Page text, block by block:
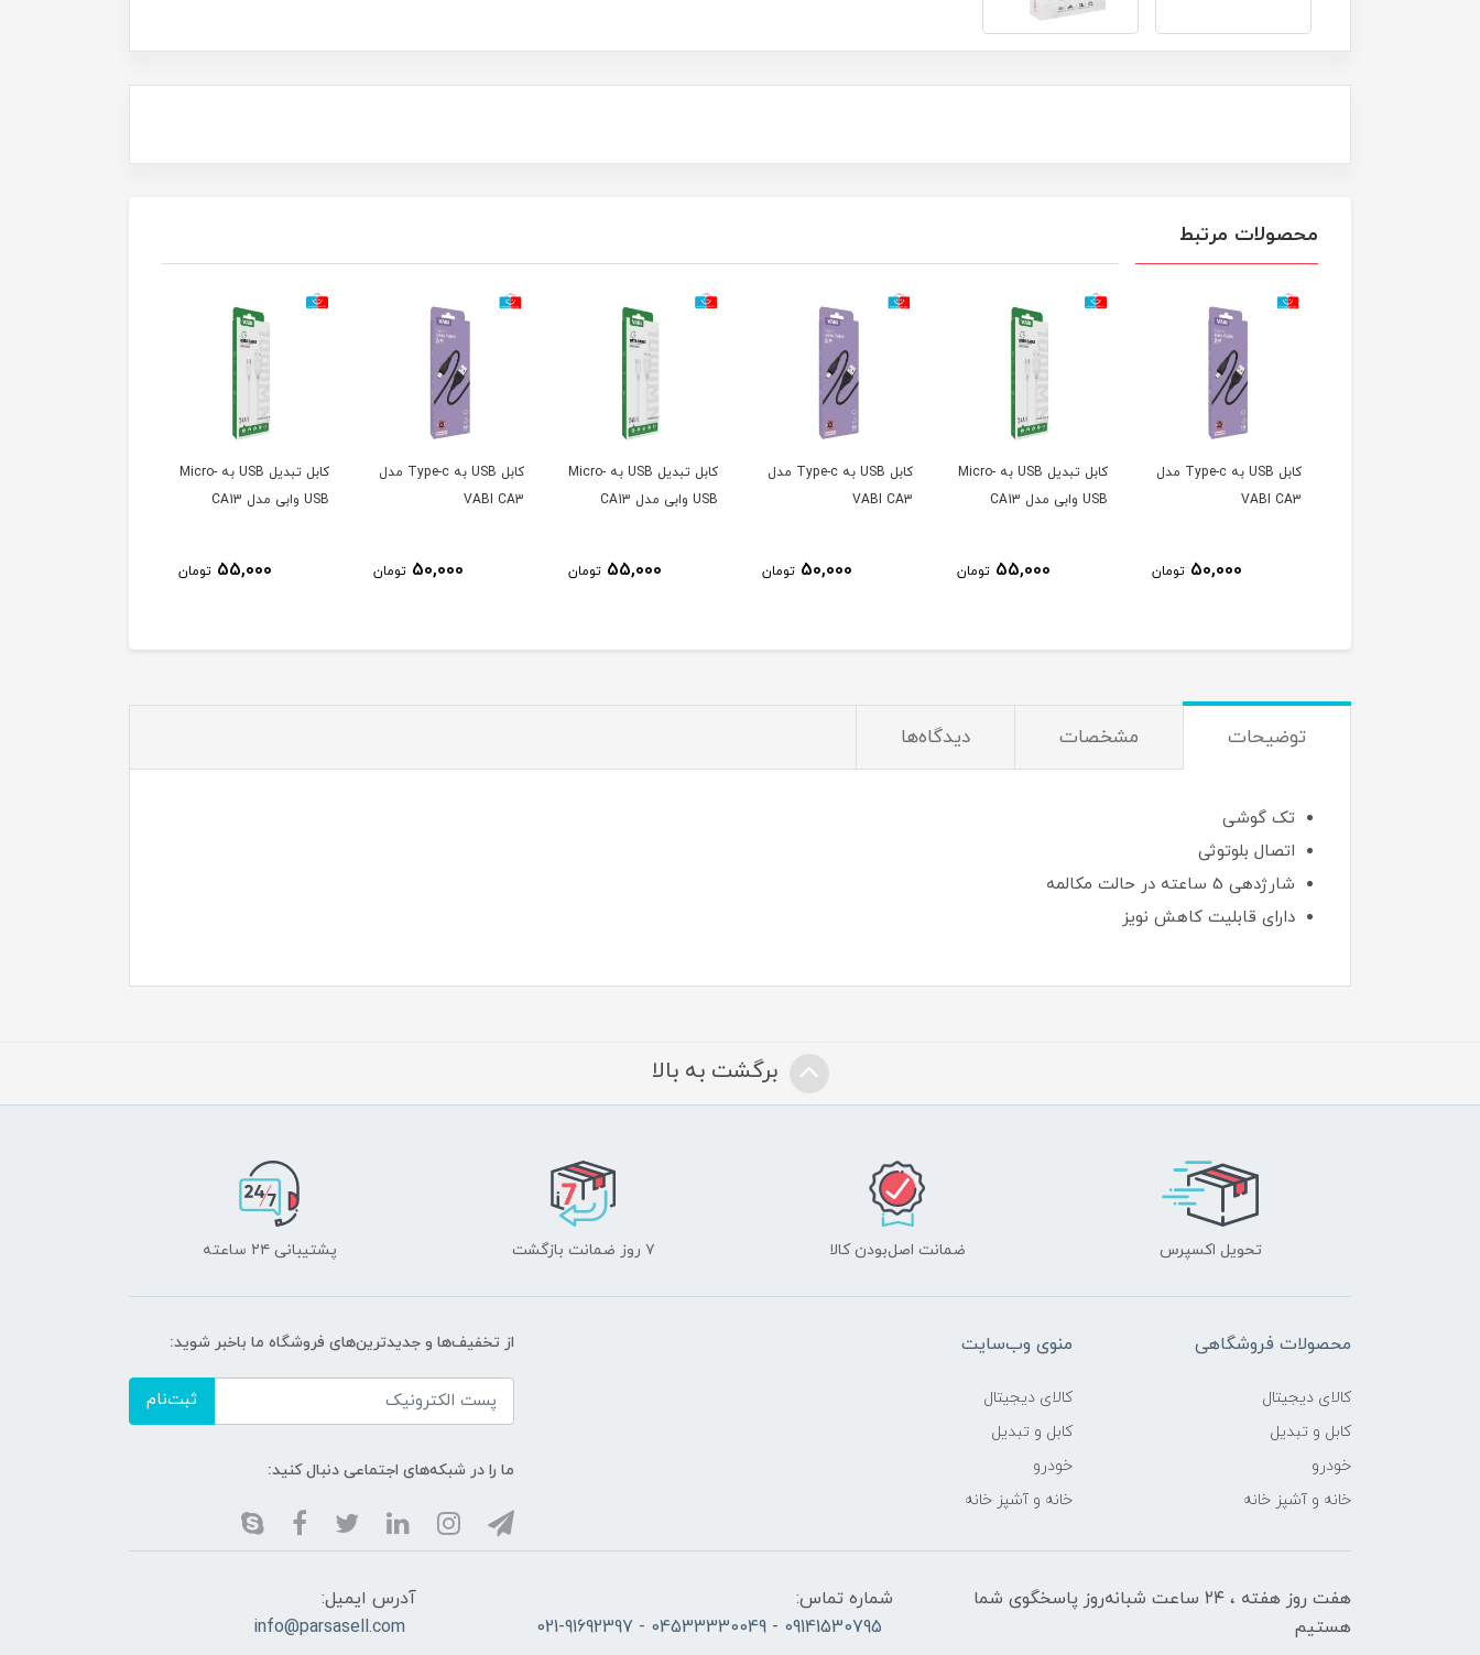
محصولات مرتبط
کابل USB به Type-c مدل
VABI CA3
50,000 تومان
کابل تبدیل USB به Micro-
USB وابی مدل CA13
55,000 تومان
کابل USB به Type-c مدل
VABI CA3
50,000 تومان
کابل تبدیل USB به Micro-
USB وابی مدل CA13
55,000 تومان
کابل USB به Type-c مدل
VABI CA3
50,000 تومان
کابل تبدیل USB به Micro-
USB وابی مدل CA13
55,000 تومان
توضیحات مشخصات دیدگاه‌ها
تک گوشی
اتصال بلوتوثی
شارژدهی 5 ساعته در حالت مکالمه
دارای قابلیت کاهش نویز
برگشت به بالا
تحویل اکسپرس ضمانت اصل‌بودن کالا ۷ روز ضمانت بازگشت پشتیبانی ۲۴ ساعته
محصولات فروشگاهی
کالای دیجیتال
کابل و تبدیل
خودرو
خانه و آشپز خانه
منوی وب‌سایت
کالای دیجیتال
کابل و تبدیل
خودرو
خانه و آشپز خانه
از تخفیف‌ها و جدیدترین‌های فروشگاه ما باخبر شوید:
ثبت‌نام
ما را در شبکه‌های اجتماعی دنبال کنید:
هفت روز هفته ، ۲۴ ساعت شبانه‌روز پاسخگوی شما
هستیم
شماره تماس:
09141530795 - 04533330049 - 021-91692397
آدرس ایمیل:
info@parsasell.com